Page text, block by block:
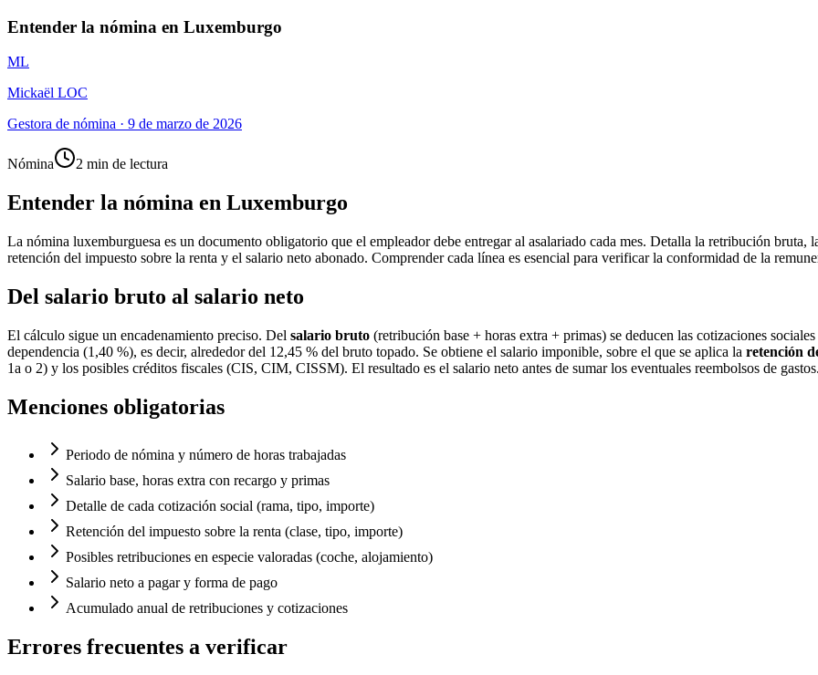
Entender la nómina en Luxemburgo
ML
Mickaël LOC
Gestora de nómina · 9 de marzo de 2026
Nómina 2 min de lectura
Entender la nómina en Luxemburgo
La nómina luxemburguesa es un documento obligatorio que el empleador debe entregar al asalariado cada mes. Detalla la retribución bruta,
retención del impuesto sobre la renta y el salario neto abonado. Comprender cada línea es esencial para verificar la conformidad de la
Del salario bruto al salario neto
El cálculo sigue un encadenamiento preciso. Del salario bruto (retribución base + horas extra + primas) se deducen las cotizaciones
dependencia (1,40 %), es decir, alrededor del 12,45 % del bruto topado. Se obtiene el salario imponible, sobre el que se aplica la retención
1a o 2) y los posibles créditos fiscales (CIS, CIM, CISSM). El resultado es el salario neto antes de sumar los eventuales reembolsos de gastos.
Menciones obligatorias
Periodo de nómina y número de horas trabajadas
Salario base, horas extra con recargo y primas
Detalle de cada cotización social (rama, tipo, importe)
Retención del impuesto sobre la renta (clase, tipo, importe)
Posibles retribuciones en especie valoradas (coche, alojamiento)
Salario neto a pagar y forma de pago
Acumulado anual de retribuciones y cotizaciones
Errores frecuentes a verificar